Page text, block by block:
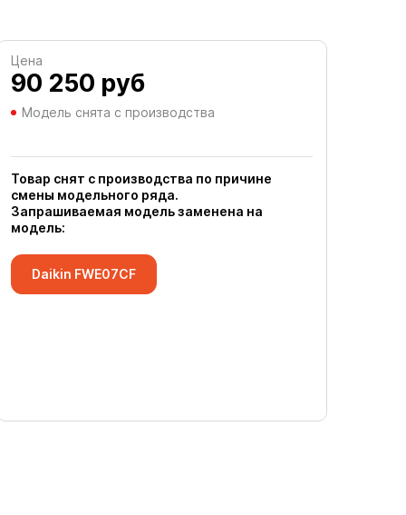
Цена
90 250 руб
Модель снята с производства
Товар снят с производства по причине
смены модельного ряда.
Запрашиваемая модель заменена на
модель:
Daikin FWE07CF